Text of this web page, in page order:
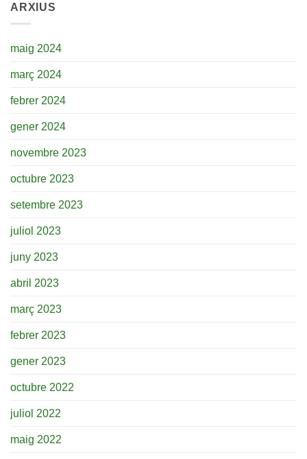
ARXIUS
maig 2024
març 2024
febrer 2024
gener 2024
novembre 2023
octubre 2023
setembre 2023
juliol 2023
juny 2023
abril 2023
març 2023
febrer 2023
gener 2023
octubre 2022
juliol 2022
maig 2022